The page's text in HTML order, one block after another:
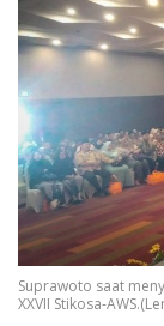
Suprawoto saat
XXVII Stikosa-